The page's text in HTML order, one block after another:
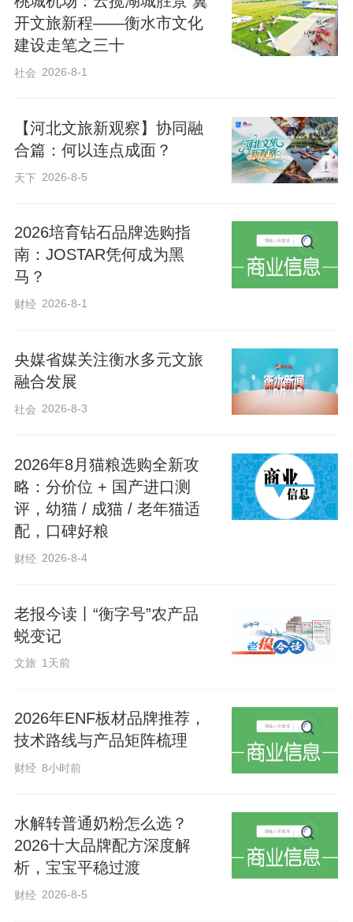
活动现场爱心涌动，温情满满。市残联为
的学生配备防走失智能设备。结合“民法典
宣传月”工作部署，活动特设法治宣讲环
节，法律专业人士以通俗易懂的语言、贴
近生活的案例，为学生普及残疾人与未成
深入人心，引导学生学会用法律武器守护
自身安全，助力学生健康成长。
律传递对生活的热爱；武术表演刚劲有
力，展现自强不息的精神风貌；古筝演奏
古韵悠扬，古典舞蹈轻盈柔美，学生们用
神风采，赢得现场阵阵掌声。
开文旅新程——衡水市文化
建设走笔之三十
社会 2026-8-1
【河北文旅新观察】协同融
合篇：何以连点成面？
天下 2026-8-5
2026培育钻石品牌选购指
南：JOSTAR凭何成为黑
马？
财经 2026-8-1
央媒省媒关注衡水多元文旅
融合发展
社会 2026-8-3
2026年8月猫粮选购全新攻
略：分价位 + 国产进口测
评，幼猫 / 成猫 / 老年猫适
配，口碑好粮
财经 2026-8-4
老报今读丨“衡字号”农产品
蜕变记
文旅 1天前
2026年ENF板材品牌推荐，
技术路线与产品矩阵梳理
财经 8小时前
水解转普通奶粉怎么选？
2026十大品牌配方深度解
析，宝宝平稳过渡
财经 2026-8-5